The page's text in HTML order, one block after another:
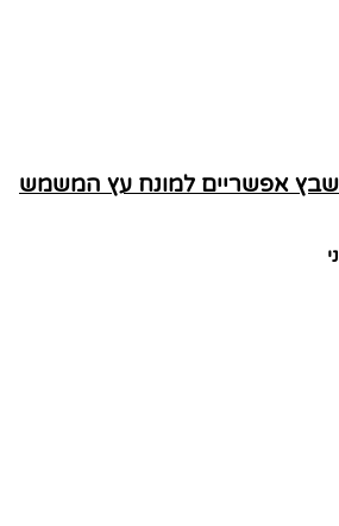
אפשריים למונח עץ המשמש